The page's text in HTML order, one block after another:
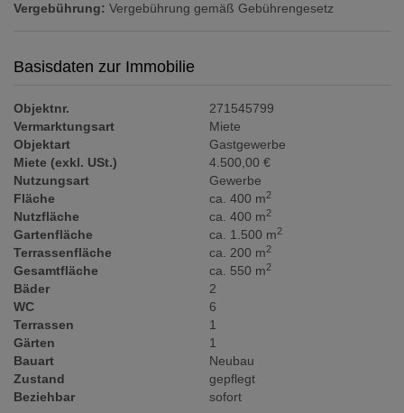
Vergebührung: Vergebührung gemäß Gebührengesetz
Basisdaten zur Immobilie
Objektnr.
271545799
Vermarktungsart
Miete
Objektart
Gastgewerbe
Miete (exkl. USt.)
4.500,00 €
Nutzungsart
Gewerbe
Fläche
ca. 400 m2
Nutzfläche ca. 400 m2
Gartenfläche ca. 1.500 m2
Terrassenfläche ca. 200 m2
Gesamtfläche ca. 550 m2
Bäder
2
WC
6
Terrassen
1
Gärten
1
Bauart
Neubau
Zustand
gepflegt
Beziehbar
sofort